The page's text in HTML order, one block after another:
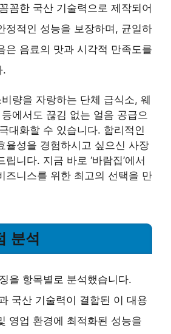
꼼한 국산 기술력으로 제작되어
정적인 성능을 보장하며, 균일하
은 음료의 맛과 시각적 만족도를
.
량을 자랑하는 단체 급식소, 웨
에서도 끊김 없는 얼음 공급으
대화할 수 있습니다. 합리적인
율성을 경험하시고 싶으신 사장
니다. 지금 바로 ‘바람집’에서
즈니스를 위한 최고의 선택을 만
분석
을 항목별로 분석했습니다.
국산 기술력이 결합된 이 대용
영업 환경에 최적화된 성능을